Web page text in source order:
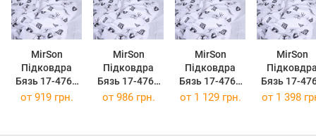
MirSon
Підковдра
Бязь 17-4761
Ferrara 160 x
MirSon
Підковдра
Бязь 17-4761
Ferrara 175 x
MirSon
Підковдра
Бязь 17-4761
Ferrara 200 x
MirSon
Бязь 17-
Ferrara 220
от 919 грн. от 986 грн. от 1 129 грн. от 1 398